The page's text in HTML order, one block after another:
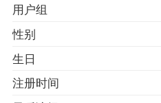
用户组
性别
生日
注册时间